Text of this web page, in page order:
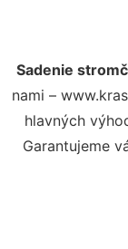
Sadenie
nami –
hlavných
Garantujeme